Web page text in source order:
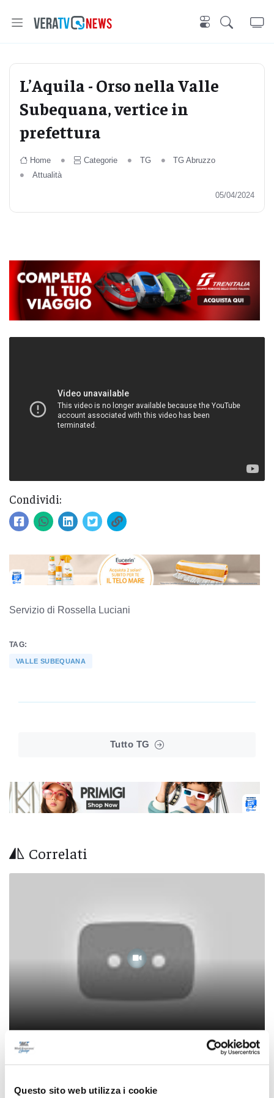
Questo sito web utilizza i cookie
L’Aquila - Orso nella Valle
Subequana, vertice in
prefettura
Home Categorie TG
TG Abruzzo
Attualità
05/04/2024
Condividi:
Servizio di Rossella Luciani
TAG:
VALLE SUBEQUANA
Tutto TG
Correlati
Abruzzo, tredici roghi gestiti dalla protezione
Aterno